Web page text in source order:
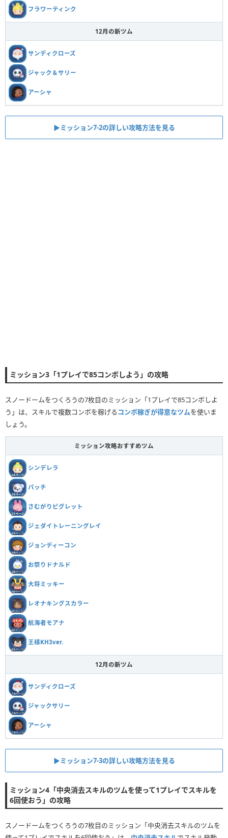
フラワーティンク
12月の新ツム
サンディクローズ
ジャック＆サリー
アーシャ
▶︎ミッション7-2の詳しい攻略方法を見る
ミッション3「1プレイで85コンボしよう」の攻略
スノードームをつくろうの7枚目のミッション「1プレイで85コンボしよ
う」は、スキルで複数コンボを稼げるコンボ稼ぎが得意なツムを使いま
しょう。
ミッション攻略おすすめツム
シンデレラ
パッチ
さむがりピグレット
ジェダイトレーニングレイ
ジョンディーコン
お祭りドナルド
大将ミッキー
レオナキングスカラー
航海者モアナ
王様KH3ver.
12月の新ツム
サンディクローズ
ジャックサリー
アーシャ
▶︎ミッション7-3の詳しい攻略方法を見る
ミッション4「中央消去スキルのツムを使って1プレイでスキルを
6回使おう」の攻略
スノードームをつくろうの7枚目のミッション「中央消去スキルのツムを